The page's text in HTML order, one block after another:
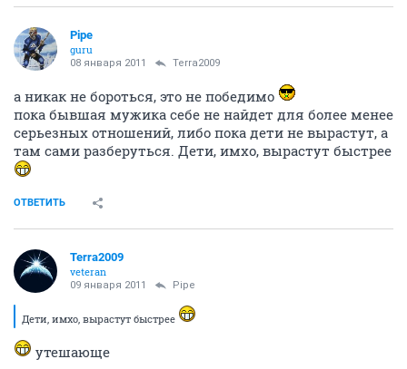
Pipe
guru
08 января 2011 Terra2009
а никак не бороться, это не победимо
пока бывшая мужика себе не найдет для более менее
серьезных отношений, либо пока дети не вырастут, а
там сами разберуться. Дети, имхо, вырастут быстрее
ОТВЕТИТЬ
Terra2009
veteran
09 января 2011 Pipe
Дети, имхо, вырастут быстрее
утешающе